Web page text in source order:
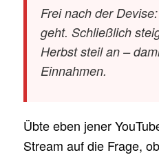
Frei nach der Devise:
geht. Schließlich
Herbst steil an –
Einnahmen.
Übte eben jener
Stream auf die Frage,